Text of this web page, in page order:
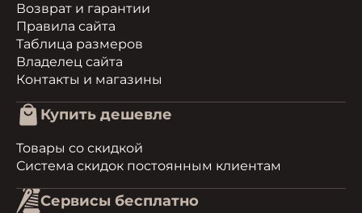
Возврат и гарантии
Правила сайта
Таблица размеров
Владелец сайта
Контакты и магазины
Купить дешевле
Товары со скидкой
Система скидок постоянным клиентам
Сервисы бесплатно